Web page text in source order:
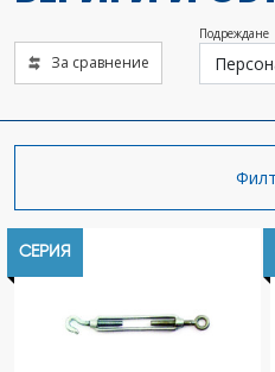
За сравнение
Подреждане
СЕРИЯ